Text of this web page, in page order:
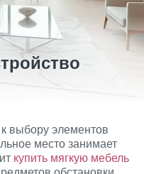
выбору элементов
место занимает
купить мягкую мебель